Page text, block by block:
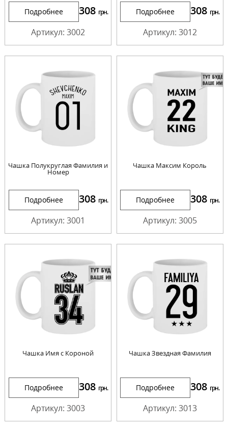
Подробнее 308 грн.
Артикул: 3002
Подробнее 308 грн.
Артикул: 3012
Чашка Полукруглая Фамилия и
Номер
Подробнее 308 грн.
Артикул: 3001
Чашка Максим Король
Подробнее 308 грн.
Артикул: 3005
Чашка Имя с Короной
Подробнее 308 грн.
Артикул: 3003
Чашка Звездная Фамилия
Подробнее 308 грн.
Артикул: 3013